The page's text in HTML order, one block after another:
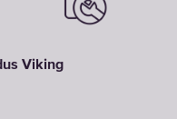
Viking